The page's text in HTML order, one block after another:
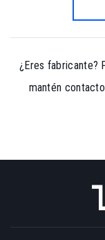
¿Eres fabricante?
mantén